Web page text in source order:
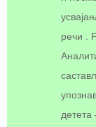
речи .
детета